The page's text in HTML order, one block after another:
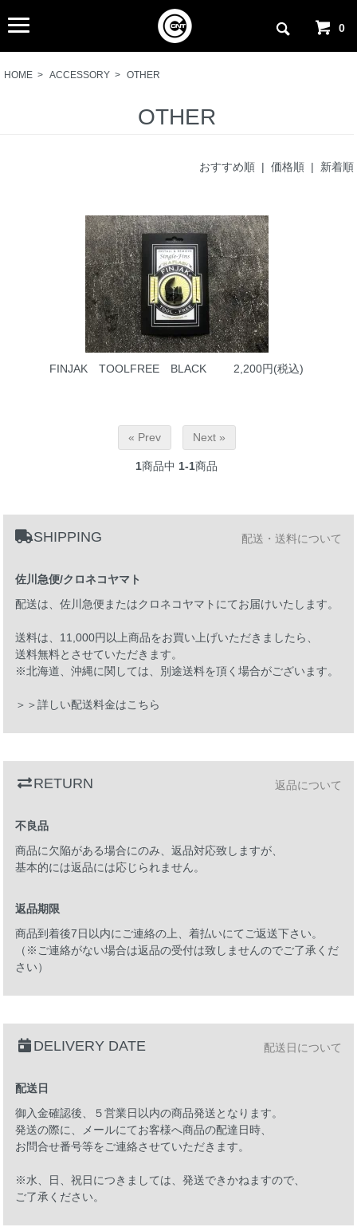
0
HOME > ACCESSORY > OTHER
OTHER
おすすめ順| 価格順 | 新着順
FINJAK TOOLFREE BLACK 2,200円(税込)
« Prev Next »
1商品中 1-1商品
SHIPPING 配送・送料について
佐川急便/クロネコヤマト
配送は、佐川急便またはクロネコヤマトにてお届けいたします。
送料は、11,000円以上商品をお買い上げいただきましたら、
送料無料とさせていただきます。
※北海道、沖縄に関しては、別途送料を頂く場合がございます。
＞＞詳しい配送料金はこちら
RETURN 返品について
不良品
商品に欠陥がある場合にのみ、返品対応致しますが、
基本的には返品には応じられません。
返品期限
商品到着後7日以内にご連絡の上、着払いにてご返送下さい。
（※ご連絡がない場合は返品の受付は致しませんのでご了承くだ
さい）
DELIVERY DATE 配送日について
配送日
御入金確認後、５営業日以内の商品発送となります。
発送の際に、メールにてお客様へ商品の配達日時、
お問合せ番号等をご連絡させていただきます。
※水、日、祝日につきましては、発送できかねますので、
ご了承ください。